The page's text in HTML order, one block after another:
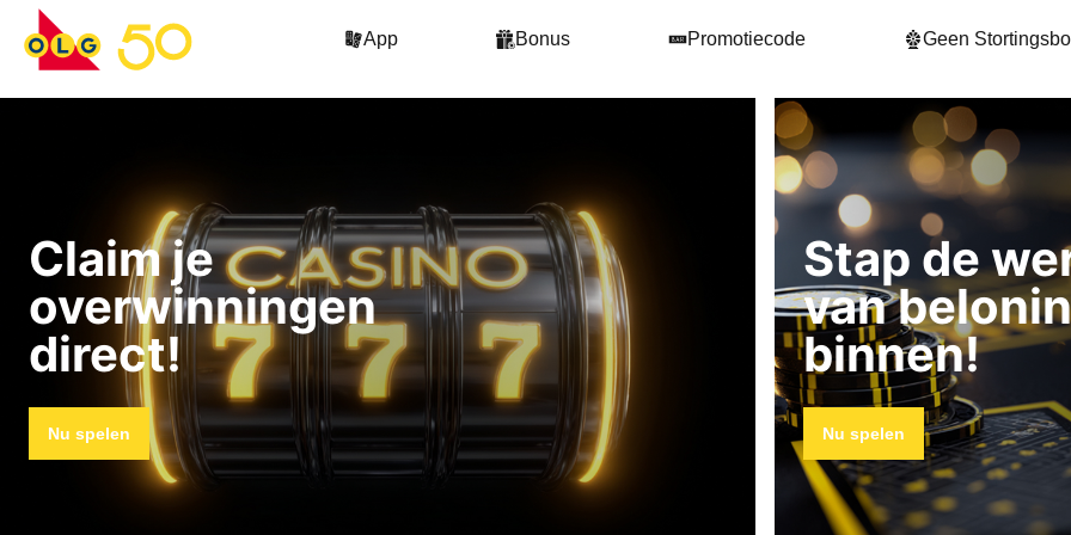
App Bonus Promotiecode Geen
Claim je
overwinningen
direct!
Nu spelen
Stap de
van
binnen!
Nu spelen